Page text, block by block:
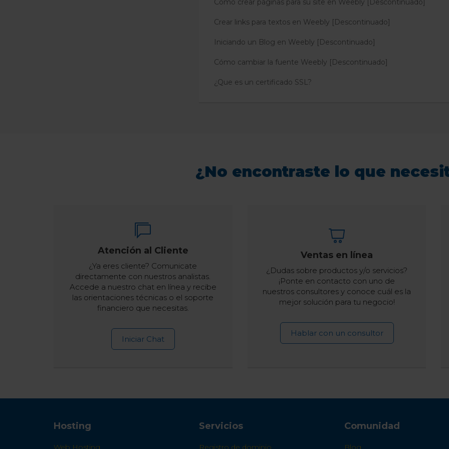
Como crear páginas para su site en Weebly [Descontinuado]
Crear links para textos en Weebly [Descontinuado]
Iniciando un Blog en Weebly [Descontinuado]
Cómo cambiar la fuente Weebly [Descontinuado]
¿Que es un certificado SSL?
¿No encontraste lo que
Atención al Cliente
¿Ya eres cliente? Comunicate
directamente con nuestros analistas.
Accede a nuestro chat en línea y recibe
las orientaciones técnicas o el soporte
financiero que necesitas.
Iniciar Chat
Ventas en línea
¿Dudas sobre productos y/o servicios?
¡Ponte en contacto con uno de
nuestros consultores y conoce cuál es la
mejor solución para tu negocio!
Hablar con un consultor
Hosting
Web Hosting
Servicios
Registro de dominio
Comunidad
Blog